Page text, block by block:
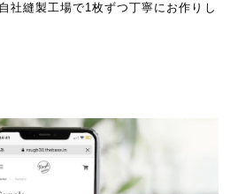
社縫製工場で1枚ずつ丁寧にお作りし